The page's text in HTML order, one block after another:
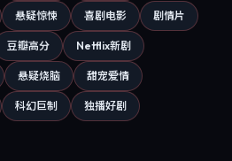
悬疑惊悚 喜剧电影 剧情片
豆瓣高分 Netflix新剧
悬疑烧脑 甜宠爱情
科幻巨制 独播好剧